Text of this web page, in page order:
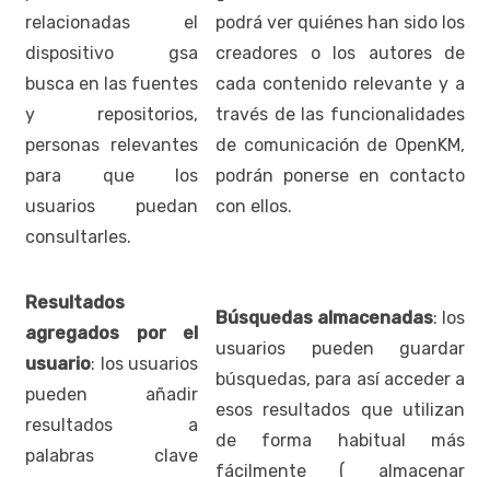
relacionadas el
dispositivo gsa
busca en las fuentes
y repositorios,
personas relevantes
para que los
usuarios puedan
consultarles.
podrá ver quiénes han sido los
creadores o los autores de
cada contenido relevante y a
través de las funcionalidades
de comunicación de OpenKM,
podrán ponerse en contacto
con ellos.
Resultados
agregados por el
usuario: los usuarios
pueden añadir
resultados a
palabras clave
Búsquedas almacenadas: los
usuarios pueden guardar
búsquedas, para así acceder a
esos resultados que utilizan
de forma habitual más
fácilmente ( almacenar